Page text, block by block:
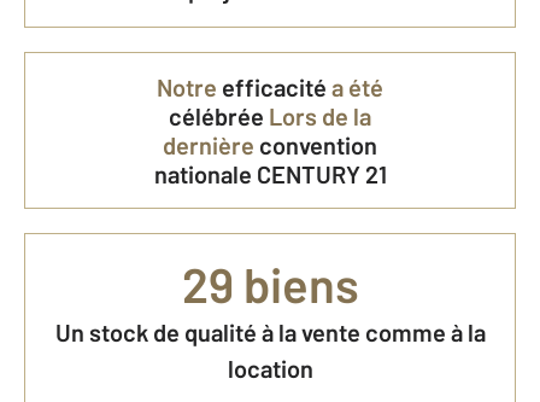
Notre efficacité a été
célébrée Lors de la
dernière convention
nationale CENTURY 21
29 biens
Un stock de qualité à la vente comme à la
location